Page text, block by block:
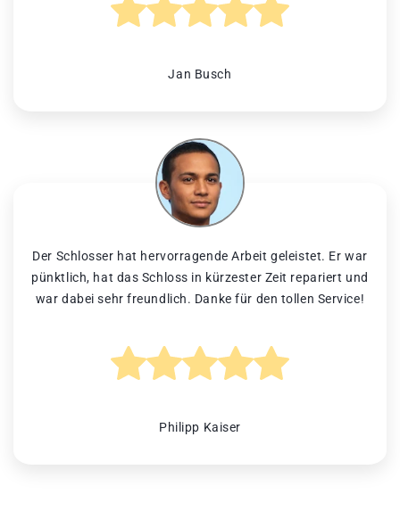
Jan Busch
Der Schlosser hat hervorragende Arbeit geleistet. Er war
pünktlich, hat das Schloss in kürzester Zeit repariert und
war dabei sehr freundlich. Danke für den tollen Service!
Philipp Kaiser